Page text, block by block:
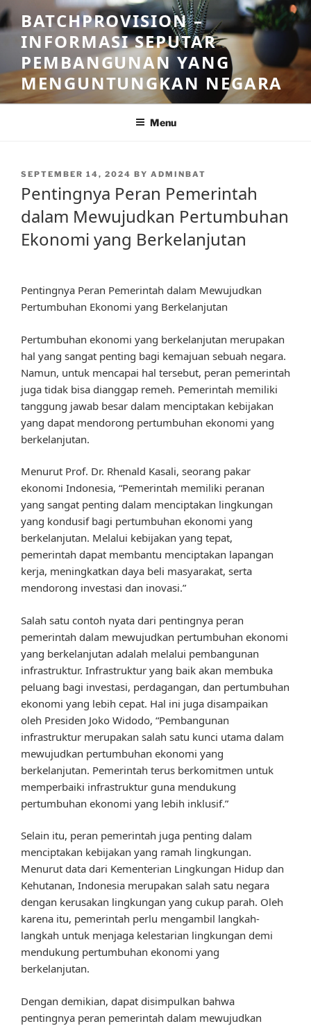
Skip
to
content
BATCHPROVISION –
INFORMASI SEPUTAR
PEMBANGUNAN YANG
MENGUNTUNGKAN NEGARA
Menu
POSTED
SEPTEMBER 14, 2024 BY ADMINBAT
Pentingnya Peran Pemerintah
dalam Mewujudkan Pertumbuhan
Ekonomi yang Berkelanjutan
Pentingnya Peran Pemerintah dalam Mewujudkan
Pertumbuhan Ekonomi yang Berkelanjutan
Pertumbuhan ekonomi yang berkelanjutan merupakan
hal yang sangat penting bagi kemajuan sebuah negara.
Namun, untuk mencapai hal tersebut, peran pemerintah
juga tidak bisa dianggap remeh. Pemerintah memiliki
tanggung jawab besar dalam menciptakan kebijakan
yang dapat mendorong pertumbuhan ekonomi yang
berkelanjutan.
Menurut Prof. Dr. Rhenald Kasali, seorang pakar
ekonomi Indonesia, “Pemerintah memiliki peranan
yang sangat penting dalam menciptakan lingkungan
yang kondusif bagi pertumbuhan ekonomi yang
berkelanjutan. Melalui kebijakan yang tepat,
pemerintah dapat membantu menciptakan lapangan
kerja, meningkatkan daya beli masyarakat, serta
mendorong investasi dan inovasi.”
Salah satu contoh nyata dari pentingnya peran
pemerintah dalam mewujudkan pertumbuhan ekonomi
yang berkelanjutan adalah melalui pembangunan
infrastruktur. Infrastruktur yang baik akan membuka
peluang bagi investasi, perdagangan, dan pertumbuhan
ekonomi yang lebih cepat. Hal ini juga disampaikan
oleh Presiden Joko Widodo, “Pembangunan
infrastruktur merupakan salah satu kunci utama dalam
mewujudkan pertumbuhan ekonomi yang
berkelanjutan. Pemerintah terus berkomitmen untuk
memperbaiki infrastruktur guna mendukung
pertumbuhan ekonomi yang lebih inklusif.”
Selain itu, peran pemerintah juga penting dalam
menciptakan kebijakan yang ramah lingkungan.
Menurut data dari Kementerian Lingkungan Hidup dan
Kehutanan, Indonesia merupakan salah satu negara
dengan kerusakan lingkungan yang cukup parah. Oleh
karena itu, pemerintah perlu mengambil langkah-
langkah untuk menjaga kelestarian lingkungan demi
mendukung pertumbuhan ekonomi yang
berkelanjutan.
Dengan demikian, dapat disimpulkan bahwa
pentingnya peran pemerintah dalam mewujudkan